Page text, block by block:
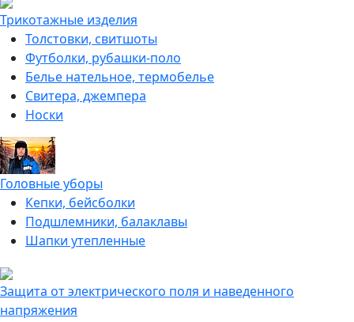
Трикотажные изделия
Толстовки, свитшоты
Футболки, рубашки-поло
Белье нательное, термобелье
Свитера, джемпера
Носки
Головные уборы
Кепки, бейсболки
Подшлемники, балаклавы
Шапки утепленные
Защита от электрического поля и наведенного
напряжения